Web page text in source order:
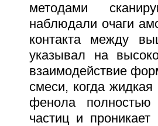
методами
наблюдали очаги
контакта между
указывал на
взаимодействие
смеси, когда
фенола полностью
частиц и